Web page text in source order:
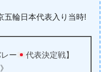
五輪日本代表入り当時!
ー
代表決定戦】